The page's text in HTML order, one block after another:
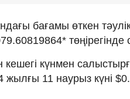
бағамы өткен
кешегі күнмен
жылғы 11 наурыз күні